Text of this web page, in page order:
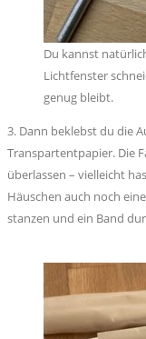
Du kannst
Lichtfenster
genug bleibt.
3. Dann beklebst du die
Transpartentpapier. Die
überlassen – vielleicht
Häuschen auch noch
stanzen und ein Band